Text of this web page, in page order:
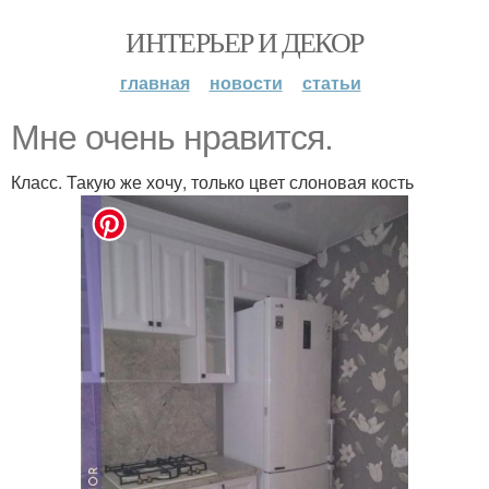
ИНТЕРЬЕР И ДЕКОР
главная новости статьи
Мне очень нравится.
Класс. Такую же хочу, только цвет слоновая кость